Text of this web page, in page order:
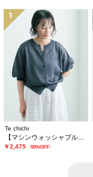
1
Te chichi
￥2,475 -50%OFF-